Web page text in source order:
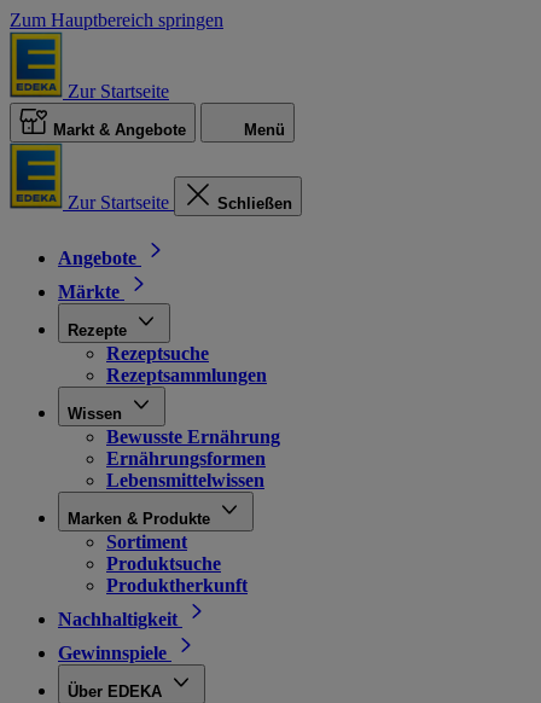
Zum Hauptbereich springen
Zur Startseite
Markt & Angebote Menü
Zur Startseite Schließen
Angebote
Märkte
Rezepte
Rezeptsuche
Rezeptsammlungen
Wissen
Bewusste Ernährung
Ernährungsformen
Lebensmittelwissen
Marken & Produkte
Sortiment
Produktsuche
Produktherkunft
Nachhaltigkeit
Gewinnspiele
Über EDEKA